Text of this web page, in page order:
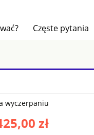
Częste pytania
wyczerpaniu
zł